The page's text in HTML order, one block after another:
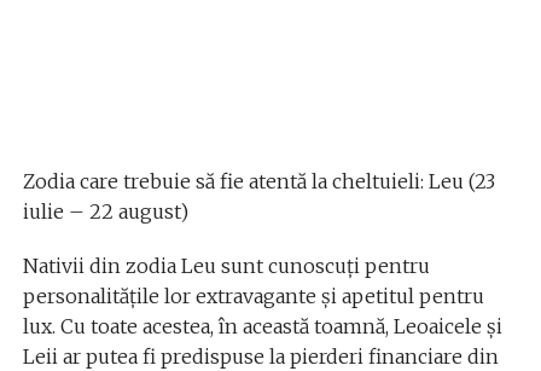
Zodia care trebuie să fie atentă la cheltuieli: Leu (23
iulie – 22 august)
Nativii din zodia Leu sunt cunoscuți pentru
personalitățile lor extravagante și apetitul pentru
lux. Cu toate acestea, în această toamnă, Leoaicele și
Leii ar putea fi predispuse la pierderi financiare din